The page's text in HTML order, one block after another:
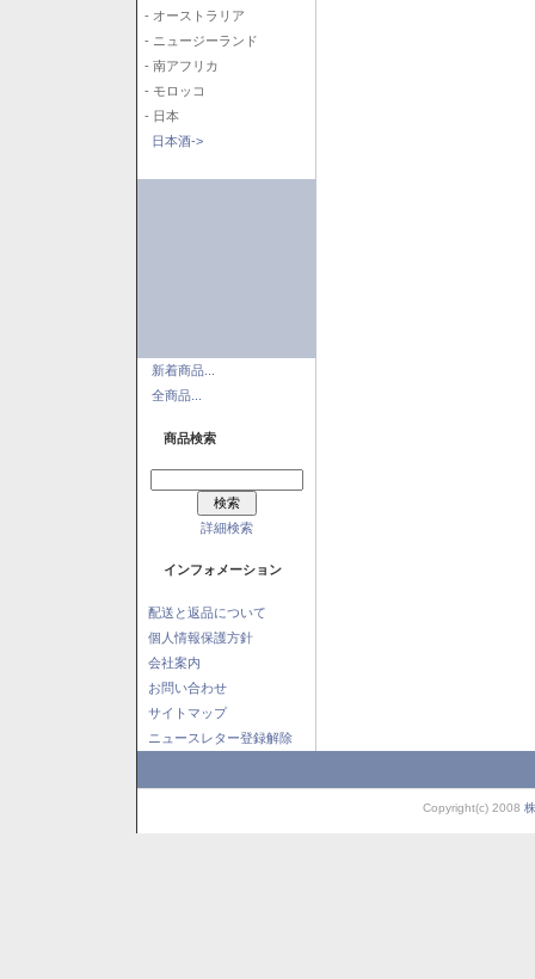
- オーストラリア
- ニュージーランド
- 南アフリカ
- モロッコ
- 日本
日本酒->
新着商品...
全商品...
商品検索
詳細検索
インフォメーション
配送と返品について
個人情報保護方針
会社案内
お問い合わせ
サイトマップ
ニュースレター登録解除
Copyright(c) 2008